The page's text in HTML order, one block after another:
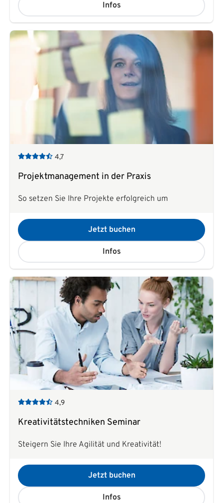
Infos
4,7
Projektmanagement in der Praxis
So setzen Sie Ihre Projekte erfolgreich um
Jetzt buchen
Infos
4,9
Kreativitätstechniken Seminar
Steigern Sie Ihre Agilität und Kreativität!
Jetzt buchen
Infos